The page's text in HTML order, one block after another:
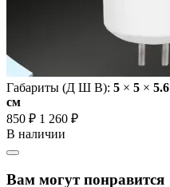
Габариты (Д Ш В): 5 × 5 × 5.6
cм
850 ₽ 1 260 ₽
В наличии
Вам могут понравится